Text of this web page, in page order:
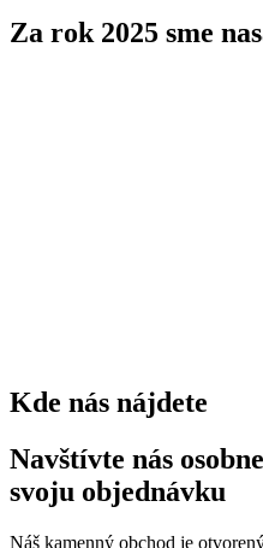
Za rok 2025 sme
Kde nás nájdete
Navštívte nás
svoju objednávku
Náš kamenný obchod je